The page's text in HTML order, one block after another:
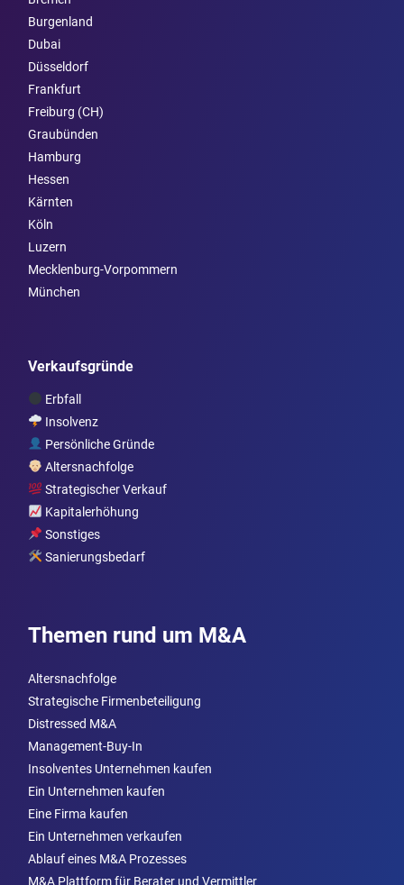
Burgen­land
Dubai
Düsseldorf
Frankfurt
Freiburg (CH)
Graubünden
Hamburg
Hessen
Kärnten
Köln
Luzern
Mecklenburg-Vorpommern
München
Verkaufsgründe
Erbfall
Insolvenz
Persönliche Gründe
Altersnachfolge
Strategischer Verkauf
Kapitalerhöhung
Sonstiges
Sanierungsbedarf
Themen rund um M&A
Altersnachfolge
Strategische Firmenbeteiligung
Distressed M&A
Management-Buy-In
Insolventes Unternehmen kaufen
Ein Unternehmen kaufen
Eine Firma kaufen
Ein Unternehmen verkaufen
Ablauf eines M&A Prozesses
M&A Plattform für Berater und Vermittler